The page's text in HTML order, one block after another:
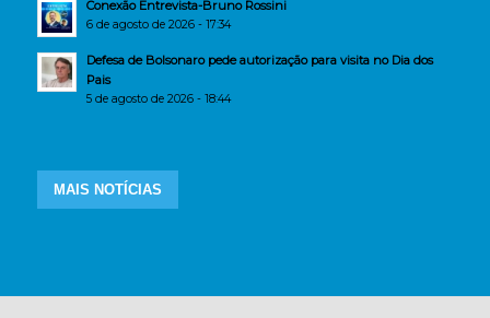
Conexão Entrevista-Bruno Rossini
6 de agosto de 2026 - 17:34
Defesa de Bolsonaro pede autorização para visita no Dia dos
Pais
5 de agosto de 2026 - 18:44
MAIS NOTÍCIAS